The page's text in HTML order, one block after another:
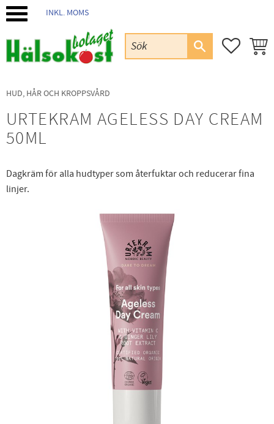
INKL. MOMS
HUD, HÅR OCH KROPPSVÅRD
URTEKRAM AGELESS DAY CREAM
50ML
Dagkräm för alla hudtyper som återfuktar och reducerar fina
linjer.